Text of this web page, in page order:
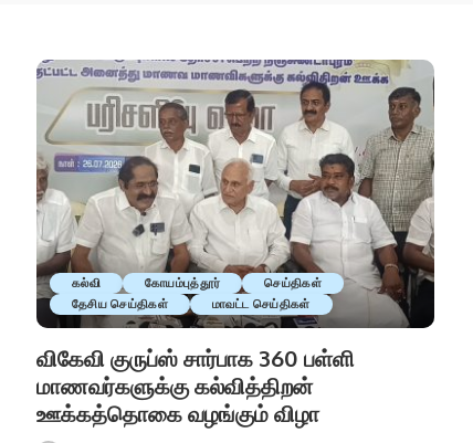
கல்வி கோயம்புத்தூர்
செய்திகள்
தேசிய செய்திகள்
மாவட்ட செய்திகள்
விகேவி குருப்ஸ் சார்பாக 360 பள்ளி
மாணவர்களுக்கு கல்வித்திறன்
ஊக்கத்தொகை வழங்கும் விழா